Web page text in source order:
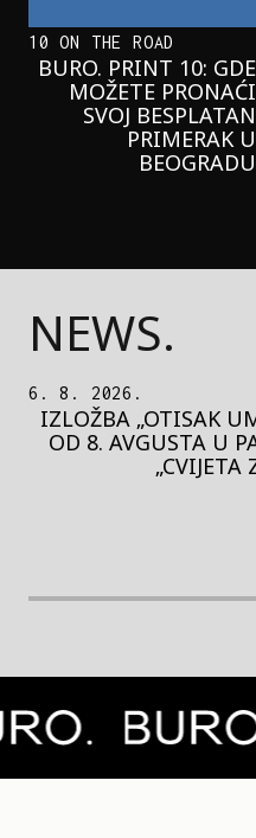
10 ON THE ROAD
BURO. PRINT 10: GDE
MOŽETE PRONAĆI
SVOJ BESPLATAN
PRIMERAK U
BEOGRADU
NEWS.
5. 8. 2026.
OD BAROKA DO
NAM DONOSI